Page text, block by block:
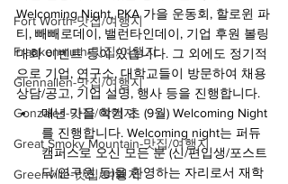
Fort Worth-맛집/여행지
Frankenmuth-맛집/여행지
Glennallen-맛집/여행지
Gonzales-맛집/여행지
Great Smoky Mountain-맛집/여행지
Greenville-맛집/여행지
Welcoming Night, PKA 가을 운동회, 할로윈 파
티, 빼빼로데이, 밸런타인데이, 기업 후원 볼링
대회 이벤트 등이 있습니다. 그 외에도 정기적
으로 기업, 연구소, 대학교들이 방문하여 채용
상담/공고, 기업 설명, 행사 등을 진행합니다.
매년 가을 학기 초 (9월) Welcoming Night
를 진행합니다. Welcoming night는 퍼듀
캠퍼스로 오신 모든 분 (신/편입생/포스트
닥/연구원 등)을 환영하는 자리로서 재학